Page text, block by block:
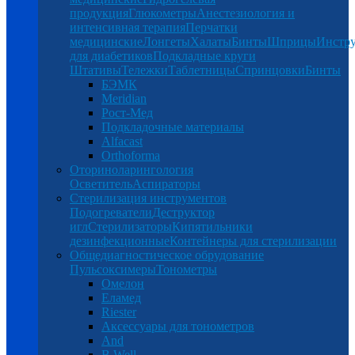
продукцияГлюкометрыАнестезиология и
интенсивная терапияПерчатки
медицинскиеЛонгетыХалатыБинтыШприцы
для диабетиковПодкладные круги
ШтативыТележкиТаблетницыСпринцовкиБинты
БЭМК
Meridian
Рост-Мед
Подкладочные материалы
Alfacast
Orthoforma
Оториноларингология
ОсветительАспираторы
Стерилизация инструментов
ПодогревателиДеструктор
иглСтерилизаторыКипятильники
дезинфекционныеКонтейнеры для стерилизации
Общедиагностическое обрудование
ПульсоксимерыТонометры
Омелон
Еламед
Riester
Аксессуары для тонометров
And